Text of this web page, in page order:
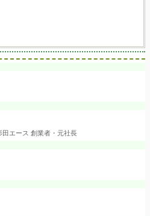
田エース 創業者・元社長